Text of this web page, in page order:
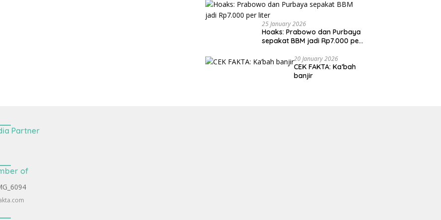
25 January 2026
Hoaks: Prabowo dan Purbaya
sepakat BBM jadi Rp7.000 per
20 January 2026
CEK FAKTA: Ka’bah
banjir
Partner
of